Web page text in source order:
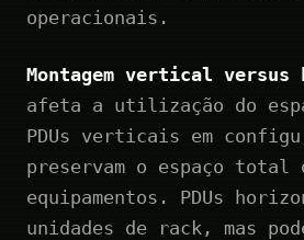
operacionais.
Montagem vertical
afeta a utilização do
PDUs verticais em
preservam o espaço total
equipamentos. PDUs
unidades de rack, mas